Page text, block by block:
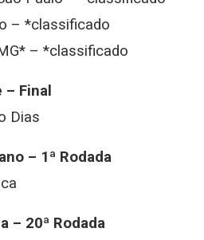
– *classificado
– *classificado
Final
Dias
– 1ª Rodada
– 20ª Rodada